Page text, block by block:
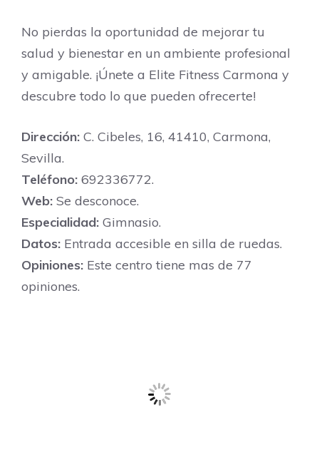
No pierdas la oportunidad de mejorar tu
salud y bienestar en un ambiente profesional
y amigable. ¡Únete a Elite Fitness Carmona y
descubre todo lo que pueden ofrecerte!
Dirección: C. Cibeles, 16, 41410, Carmona,
Sevilla.
Teléfono: 692336772.
Web: Se desconoce.
Especialidad: Gimnasio.
Datos: Entrada accesible en silla de ruedas.
Opiniones: Este centro tiene mas de 77
opiniones.